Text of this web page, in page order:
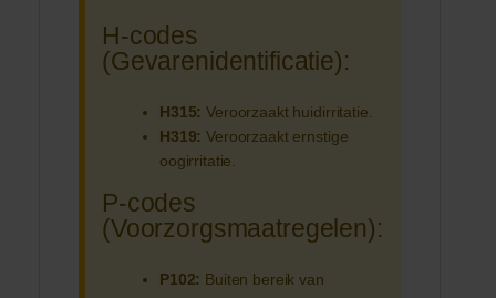
H-codes
(Gevarenidentificatie):
H315: Veroorzaakt huidirritatie.
H319: Veroorzaakt ernstige
oogirritatie.
P-codes
(Voorzorgsmaatregelen):
P102: Buiten bereik van